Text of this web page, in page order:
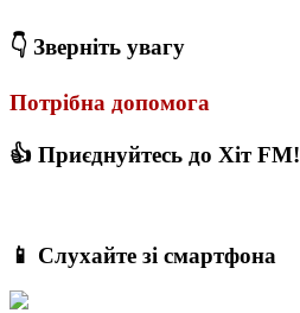
👇 Зверніть увагу
Потрібна допомога
👍 Приєднуйтесь до Хіт FM!
📱 Слухайте зі смартфона